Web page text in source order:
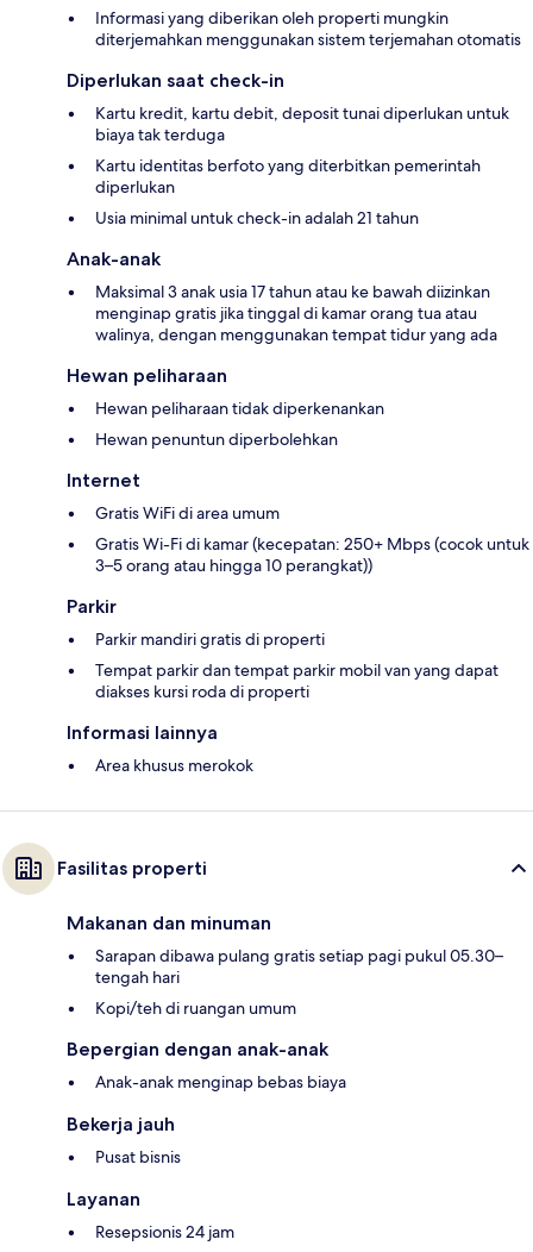
Informasi yang diberikan oleh properti mungkin
diterjemahkan menggunakan sistem terjemahan otomatis
Diperlukan saat check-in
Kartu kredit, kartu debit, deposit tunai diperlukan untuk
biaya tak terduga
Kartu identitas berfoto yang diterbitkan pemerintah
diperlukan
Usia minimal untuk check-in adalah 21 tahun
Anak-anak
Maksimal 3 anak usia 17 tahun atau ke bawah diizinkan
menginap gratis jika tinggal di kamar orang tua atau
walinya, dengan menggunakan tempat tidur yang ada
Hewan peliharaan
Hewan peliharaan tidak diperkenankan
Hewan penuntun diperbolehkan
Internet
Gratis WiFi di area umum
Gratis Wi-Fi di kamar (kecepatan: 250+ Mbps (cocok untuk
3–5 orang atau hingga 10 perangkat))
Parkir
Parkir mandiri gratis di properti
Tempat parkir dan tempat parkir mobil van yang dapat
diakses kursi roda di properti
Informasi lainnya
Area khusus merokok
Fasilitas properti
Makanan dan minuman
Sarapan dibawa pulang gratis setiap pagi pukul 05.30–
tengah hari
Kopi/teh di ruangan umum
Bepergian dengan anak-anak
Anak-anak menginap bebas biaya
Bekerja jauh
Pusat bisnis
Layanan
Resepsionis 24 jam